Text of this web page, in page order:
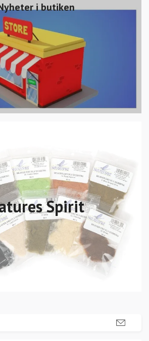
i butiken
Spirit